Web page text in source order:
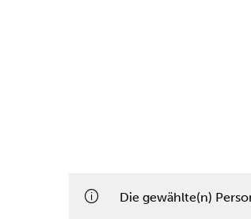
Die gewählte(n)